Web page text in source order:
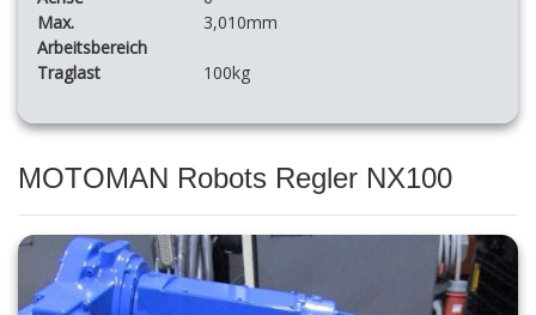
Max.
Arbeitsbereich
3,010mm
Traglast 100kg
MOTOMAN Robots Regler NX100